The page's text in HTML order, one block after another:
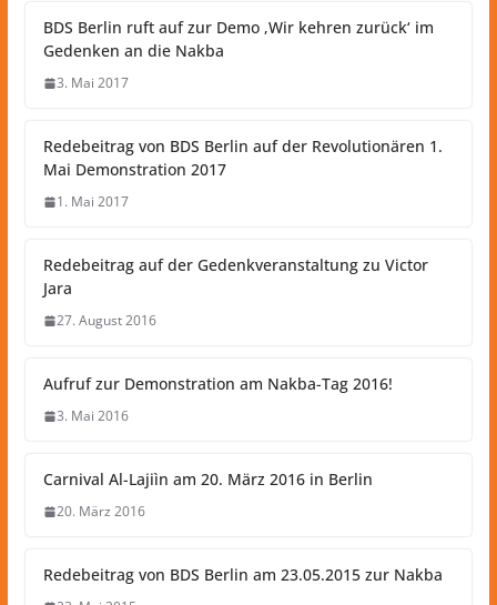
BDS Berlin ruft auf zur Demo ‚Wir kehren zurück‘ im
Gedenken an die Nakba
3. Mai 2017
Redebeitrag von BDS Berlin auf der Revolutionären 1.
Mai Demonstration 2017
1. Mai 2017
Redebeitrag auf der Gedenkveranstaltung zu Victor
Jara
27. August 2016
Aufruf zur Demonstration am Nakba-Tag 2016!
3. Mai 2016
Carnival Al-Lajiìn am 20. März 2016 in Berlin
20. März 2016
Redebeitrag von BDS Berlin am 23.05.2015 zur Nakba